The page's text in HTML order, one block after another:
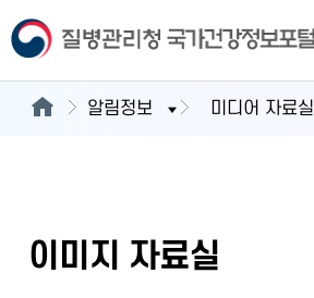
알림정보 미디어 자료실
이미지 자료실